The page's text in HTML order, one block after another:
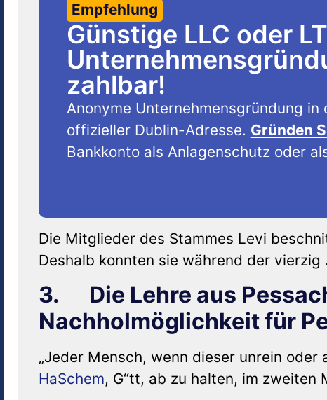
Empfehlung
Günstige LLC oder
zahlbar!
Anonyme Unternehmensgründung in
offizieller Dublin-Adresse. Gründen
Bankkonto als Anlagenschutz oder
Die Mitglieder des Stammes Levi
Deshalb konnten sie während der
3. Die Lehre aus
Nachholmöglichkeit für
„Jeder Mensch, wenn dieser unrein
HaSchem, G“tt, ab zu halten, im zweiten